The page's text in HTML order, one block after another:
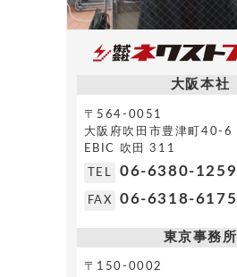
大阪本社
〒564-0051
大阪府吹田市豊津町40-6
EBIC 吹田 311
TEL 06-6380-1259
FAX 06-6318-6175
東京事務所
〒150-0002